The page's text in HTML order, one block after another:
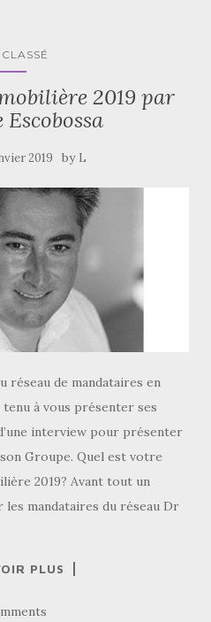
2019 par
2019 by L
réseau de mandataires en
à vous présenter ses
interview pour présenter
Groupe. Quel est votre
2019? Avant tout un
les mandataires du réseau Dr
PLUS